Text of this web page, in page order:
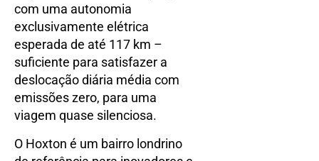
com uma autonomia
exclusivamente elétrica
esperada de até 117 km –
suficiente para satisfazer a
deslocação diária média com
emissões zero, para uma
viagem quase silenciosa.
O Hoxton é um bairro londrino